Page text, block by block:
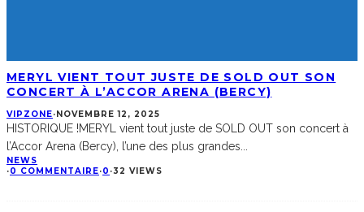
MERYL VIENT TOUT JUSTE DE SOLD OUT SON
CONCERT À L’ACCOR ARENA (BERCY)
VIPZONE·NOVEMBRE 12, 2025
HISTORIQUE !MERYL vient tout juste de SOLD OUT son concert à
l’Accor Arena (Bercy), l’une des plus grandes
NEWS
·0 COMMENTAIRE·0 ·32 VIEWS